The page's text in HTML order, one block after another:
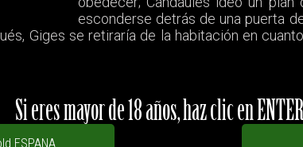
esconderse detrás de una puerta
Giges se retiraría de la habitación en
Si eres mayor de 18 años, haz clic en ENTER
ESPANA